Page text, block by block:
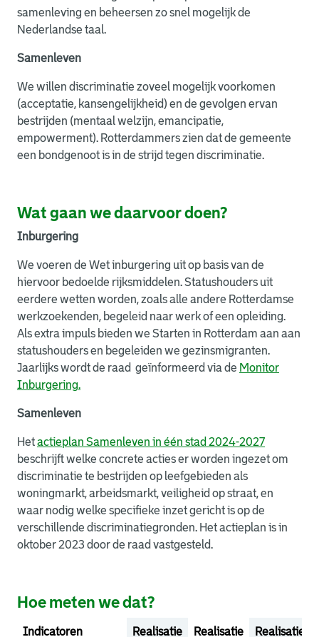
samenleving en beheersen zo snel mogelijk de
Nederlandse taal.
Samenleven
We willen discriminatie zoveel mogelijk voorkomen
(acceptatie, kansengelijkheid) en de gevolgen ervan
bestrijden (mentaal welzijn, emancipatie,
empowerment). Rotterdammers zien dat de gemeente
een bondgenoot is in de strijd tegen discriminatie.
Wat gaan we daarvoor doen?
Inburgering
We voeren de Wet inburgering uit op basis van de
hiervoor bedoelde rijksmiddelen. Statushouders uit
eerdere wetten worden, zoals alle andere Rotterdamse
werkzoekenden, begeleid naar werk of een opleiding.
Als extra impuls bieden we Starten in Rotterdam aan aan
statushouders en begeleiden we gezinsmigranten.
Jaarlijks wordt de raad geïnformeerd via de Monitor
Inburgering.
Samenleven
Hetactieplan Samenleven in één stad 2024-2027
beschrijft welke concrete acties er worden ingezet om
discriminatie te bestrijden op leefgebieden als
woningmarkt, arbeidsmarkt, veiligheid op straat, en
waar nodig welke specifieke inzet gericht is op de
verschillende discriminatiegronden. Het actieplan is in
oktober 2023 door de raad vastgesteld.
Hoe meten we dat?
Indicatoren Realisatie Realisatie Realisatie